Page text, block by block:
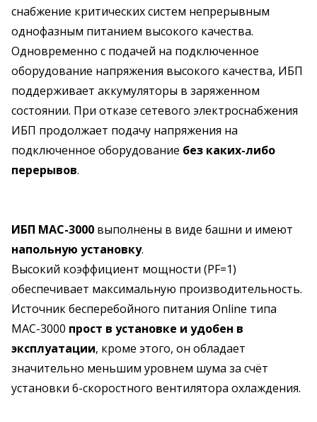
снабжение критических систем непрерывным
однофазным питанием высокого качества.
Одновременно с подачей на подключенное
оборудование напряжения высокого качества, ИБП
поддерживает аккумуляторы в заряженном
состоянии. При отказе сетевого электроснабжения
ИБП продолжает подачу напряжения на
подключенное оборудование без каких-либо
перерывов.
ИБП MAC-3000 выполнены в виде башни и имеют
напольную установку.
Высокий коэффициент мощности (PF=1)
обеспечивает максимальную производительность.
Источник бесперебойного питания Online типа
MAC-3000 прост в установке и удобен в
эксплуатации, кроме этого, он обладает
значительно меньшим уровнем шума за счёт
установки 6-скоростного вентилятора охлаждения.